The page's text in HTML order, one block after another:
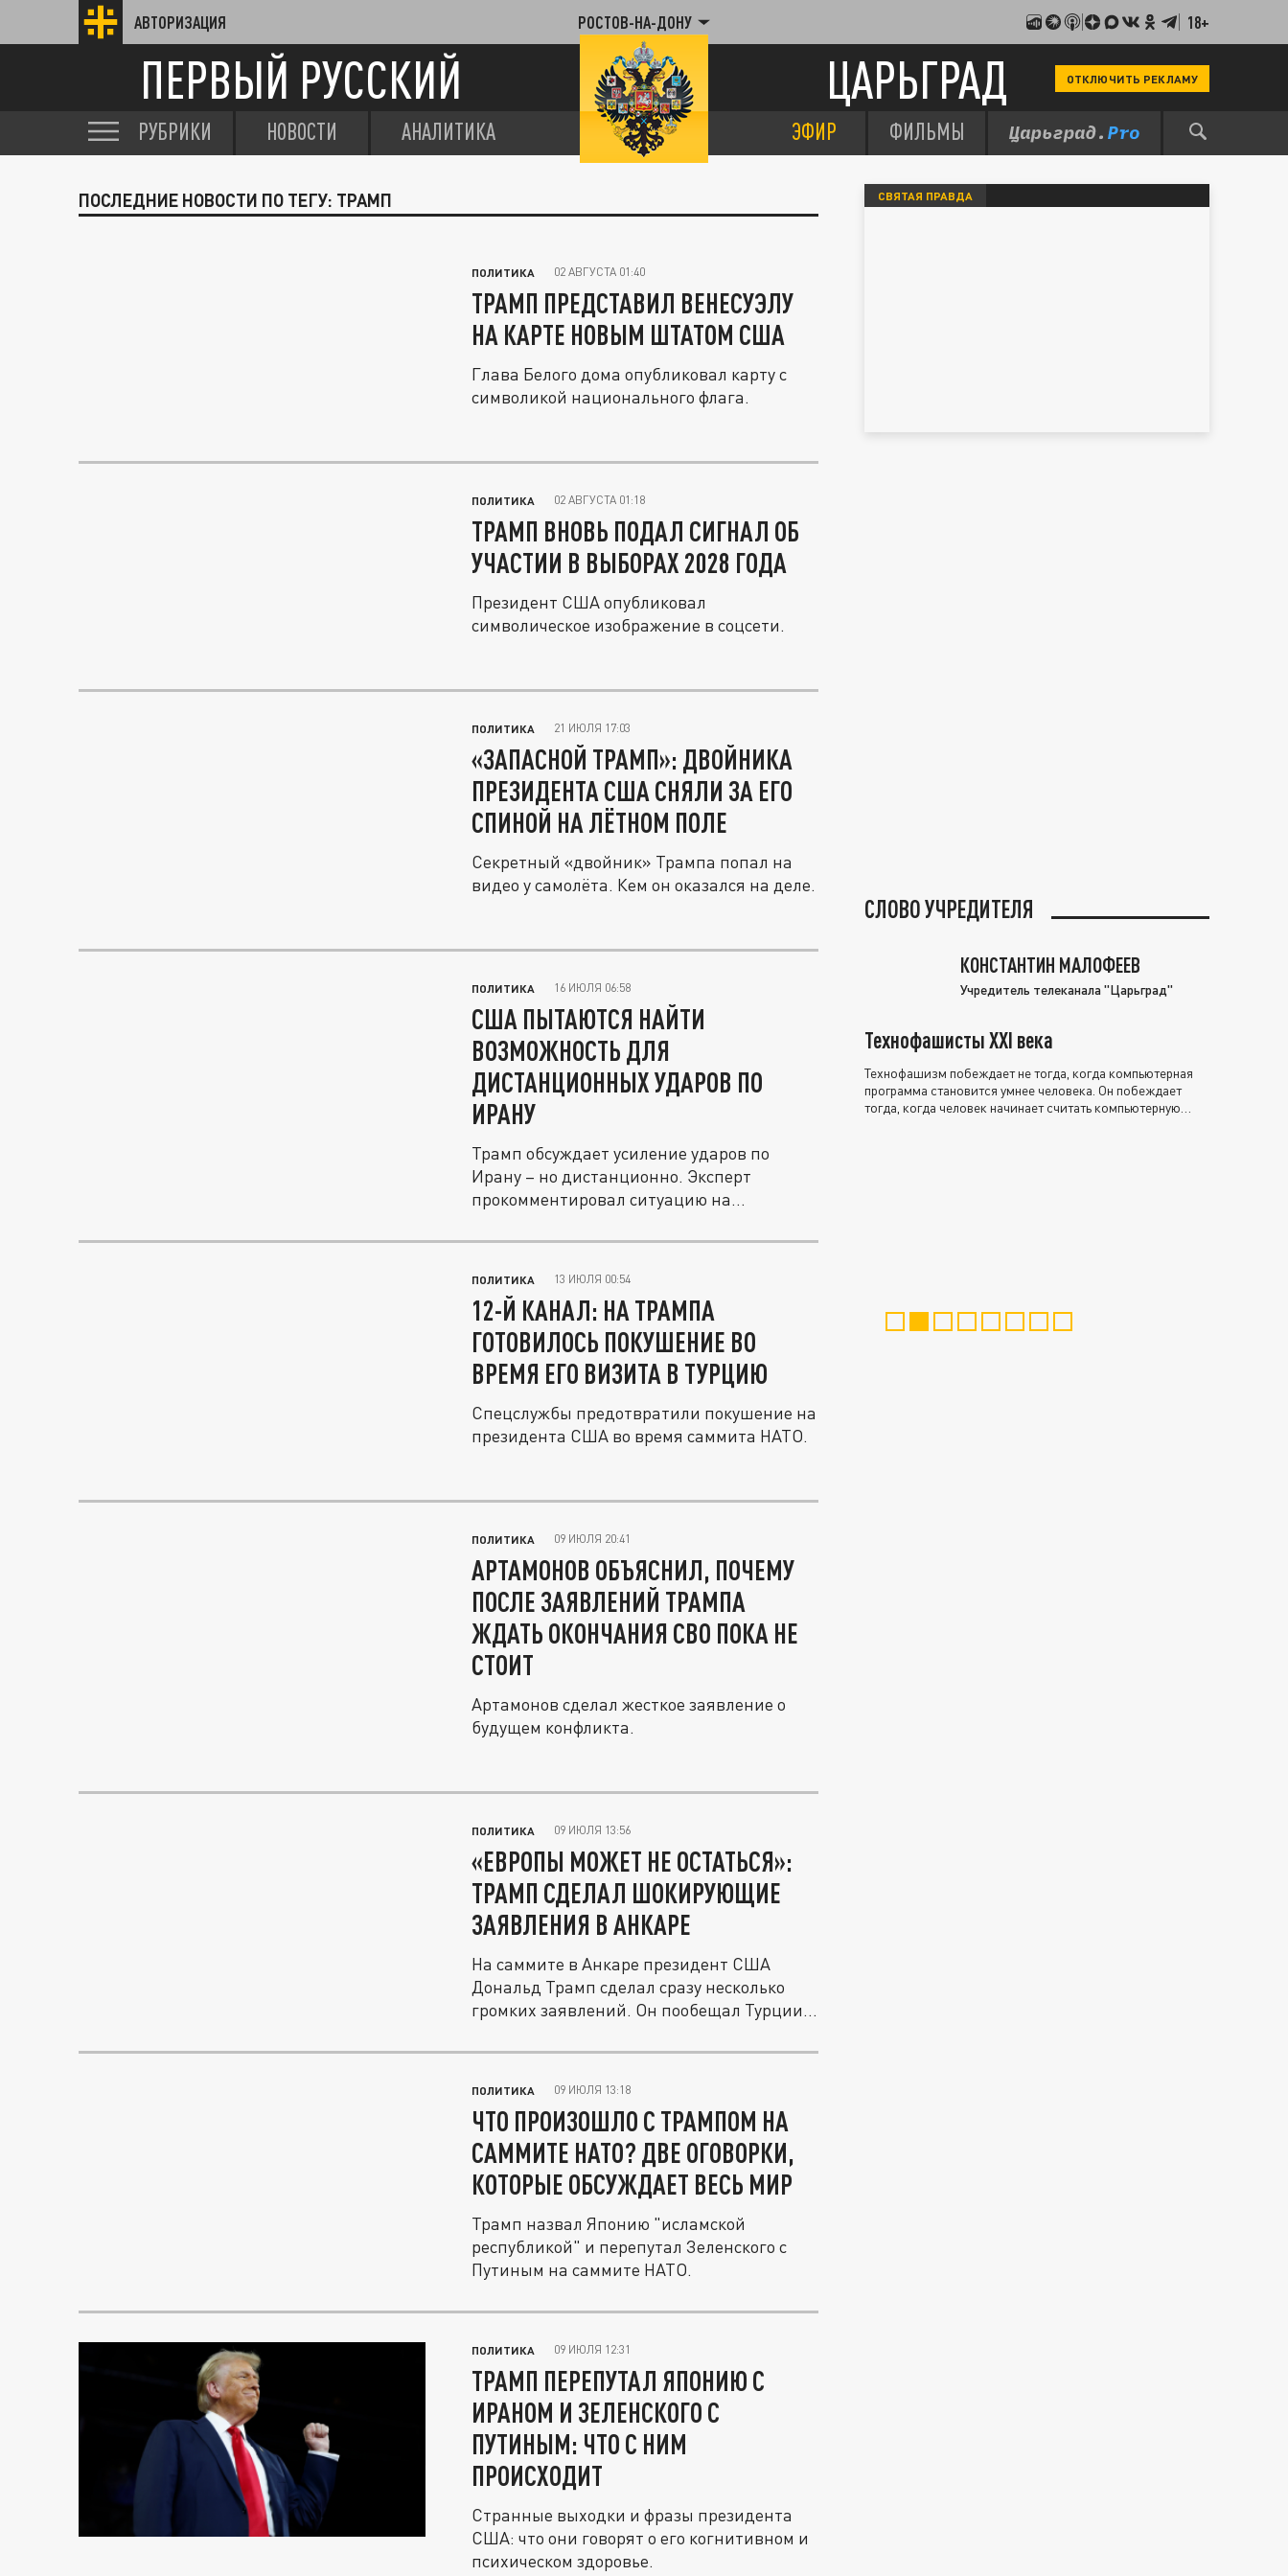
АВТОРИЗАЦИЯ РОСТОВ-НА-ДОНУ 18+
ПЕРВЫЙ РУССКИЙ ЦАРЬГРАД ОТКЛЮЧИТЬ РЕКЛАМУ
РУБРИКИ НОВОСТИ АНАЛИТИКА ЭФИР ФИЛЬМЫ
ПОСЛЕДНИЕ НОВОСТИ ПО ТЕГУ: ТРАМП
ПОЛИТИКА 02 АВГУСТА 01:40
ТРАМП ПРЕДСТАВИЛ ВЕНЕСУЭЛУ
НА КАРТЕ НОВЫМ ШТАТОМ США
Глава Белого дома опубликовал карту с
символикой национального флага.
ПОЛИТИКА 02 АВГУСТА 01:18
ТРАМП ВНОВЬ ПОДАЛ СИГНАЛ ОБ
УЧАСТИИ В ВЫБОРАХ 2028 ГОДА
Президент США опубликовал
символическое изображение в соцсети.
ПОЛИТИКА 21 ИЮЛЯ 17:03
«ЗАПАСНОЙ ТРАМП»: ДВОЙНИКА
ПРЕЗИДЕНТА США СНЯЛИ ЗА ЕГО
СПИНОЙ НА ЛЁТНОМ ПОЛЕ
Секретный «двойник» Трампа попал на
видео у самолёта. Кем он оказался на деле.
ПОЛИТИКА 16 ИЮЛЯ 06:58
США ПЫТАЮТСЯ НАЙТИ
ВОЗМОЖНОСТЬ ДЛЯ
ДИСТАНЦИОННЫХ УДАРОВ ПО
ИРАНУ
Трамп обсуждает усиление ударов по
Ирану – но дистанционно. Эксперт
прокомментировал ситуацию на
ПОЛИТИКА 13 ИЮЛЯ 00:54
12-Й КАНАЛ: НА ТРАМПА
ГОТОВИЛОСЬ ПОКУШЕНИЕ ВО
ВРЕМЯ ЕГО ВИЗИТА В ТУРЦИЮ
Спецслужбы предотвратили покушение на
президента США во время саммита НАТО.
ПОЛИТИКА 09 ИЮЛЯ 20:41
АРТАМОНОВ ОБЪЯСНИЛ, ПОЧЕМУ
ПОСЛЕ ЗАЯВЛЕНИЙ ТРАМПА
ЖДАТЬ ОКОНЧАНИЯ СВО ПОКА НЕ
СТОИТ
Артамонов сделал жесткое заявление о
будущем конфликта.
ПОЛИТИКА 09 ИЮЛЯ 13:56
«ЕВРОПЫ МОЖЕТ НЕ ОСТАТЬСЯ»:
ТРАМП СДЕЛАЛ ШОКИРУЮЩИЕ
ЗАЯВЛЕНИЯ В АНКАРЕ
На саммите в Анкаре президент США
Дональд Трамп сделал сразу несколько
громких заявлений. Он пообещал Турции...
ПОЛИТИКА 09 ИЮЛЯ 13:18
ЧТО ПРОИЗОШЛО С ТРАМПОМ НА
САММИТЕ НАТО? ДВЕ ОГОВОРКИ,
КОТОРЫЕ ОБСУЖДАЕТ ВЕСЬ МИР
Трамп назвал Японию "исламской
республикой" и перепутал Зеленского с
Путиным на саммите НАТО.
ПОЛИТИКА 09 ИЮЛЯ 12:31
ТРАМП ПЕРЕПУТАЛ ЯПОНИЮ С
ИРАНОМ И ЗЕЛЕНСКОГО С
ПУТИНЫМ: ЧТО С НИМ
ПРОИСХОДИТ
Странные выходки и фразы президента
США: что они говорят о его когнитивном и
психическом здоровье.
СВЯТАЯ ПРАВДА
СЛОВО УЧРЕДИТЕЛЯ
КОНСТАНТИН МАЛОФЕЕВ
Учредитель телеканала "Царьград"
Технофашисты XXI века
Технофашизм побеждает не тогда, когда компьютерная
программа становится умнее человека. Он побеждает
тогда, когда человек начинает считать компьютерную